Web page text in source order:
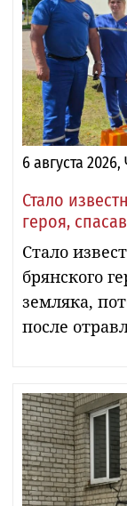
6 августа 2026,
Стало
героя,
Стало
брянского
земляка,
после